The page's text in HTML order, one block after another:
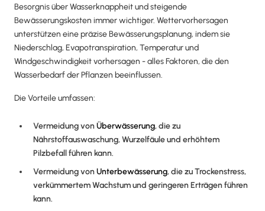
Besorgnis über Wasserknappheit und steigende
Bewässerungskosten immer wichtiger. Wettervorhersagen
unterstützen eine präzise Bewässerungsplanung, indem sie
Niederschlag, Evapotranspiration, Temperatur und
Windgeschwindigkeit vorhersagen - alles Faktoren, die den
Wasserbedarf der Pflanzen beeinflussen.
Die Vorteile umfassen:
Vermeidung vonÜberwässerung, die zu
Nährstoffauswaschung, Wurzelfäule und erhöhtem
Pilzbefall führen kann.
Vermeidung vonUnterbewässerung, die zu Trockenstress,
verkümmertem Wachstum und geringeren Erträgen führen
kann.